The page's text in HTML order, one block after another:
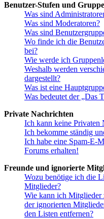
Benutzer-Stufen und
Was sind
Was sind Moderatoren?
Was sind
Wo finde ich die
bei?
Wie werde ich
Weshalb werden
dargestellt?
Was ist eine
Was bedeutet der „Das
Private Nachrichten
Ich kann keine Privaten
Ich bekomme ständig
Ich habe eine Spam-E-
Forums erhalten!
Freunde und ignorierte
Wozu benötige ich die
Mitglieder?
Wie kann ich Mitglieder
der ignorierten
den Listen entfernen?